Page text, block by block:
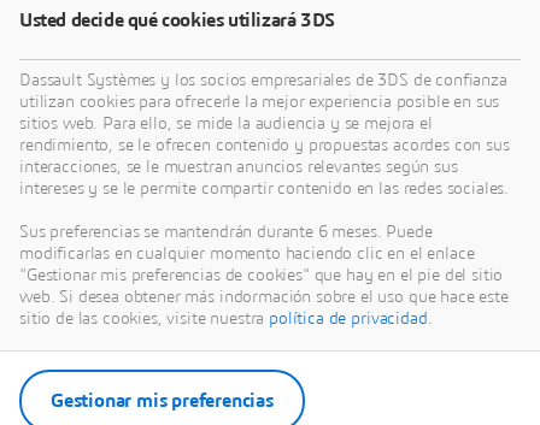
Usted decide qué cookies utilizará 3DS
Dassault Systèmes y los socios empresariales de 3DS de confianza
utilizan cookies para ofrecerle la mejor experiencia posible en sus
sitios web. Para ello, se mide la audiencia y se mejora el
rendimiento, se le ofrecen contenido y propuestas acordes con sus
interacciones, se le muestran anuncios relevantes según sus
intereses y se le permite compartir contenido en las redes sociales.
Sus preferencias se mantendrán durante 6 meses. Puede
modificarlas en cualquier momento haciendo clic en el enlace
"Gestionar mis preferencias de cookies" que hay en el pie del sitio
web. Si desea obtener más indormación sobre el uso que hace este
sitio de las cookies, visite nuestra política de privacidad.
Gestionar mis preferencias